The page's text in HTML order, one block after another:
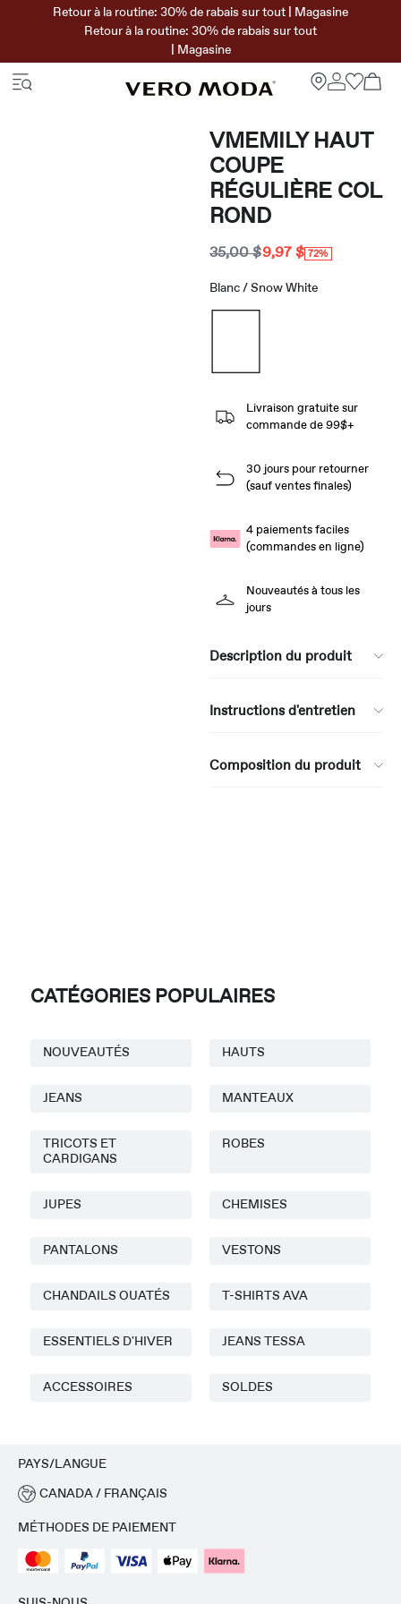
Retour à la routine: 30% de rabais sur tout | Magasine
Retour à la routine: 30% de rabais sur tout
| Magasine
VMEMILY HAUT
COUPE
RÉGULIÈRE COL
ROND
35,00 $9,97 $ 72%
Blanc / Snow White
Livraison gratuite sur
commande de 99$+
30 jours pour retourner
(sauf ventes finales)
4 paiements faciles
(commandes en ligne)
Nouveautés à tous les
jours
Description du produit
Instructions d'entretien
Composition du produit
CATÉGORIES POPULAIRES
NOUVEAUTÉS HAUTS
JEANS MANTEAUX
TRICOTS ET
CARDIGANS
ROBES
JUPES CHEMISES
PANTALONS VESTONS
CHANDAILS OUATÉS T-SHIRTS AVA
ESSENTIELS D'HIVER JEANS TESSA
ACCESSOIRES SOLDES
PAYS/LANGUE
CANADA / FRANÇAIS
MÉTHODES DE PAIEMENT